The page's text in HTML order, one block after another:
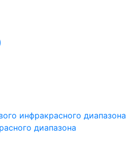
инфракрасного диапазона
диапазона